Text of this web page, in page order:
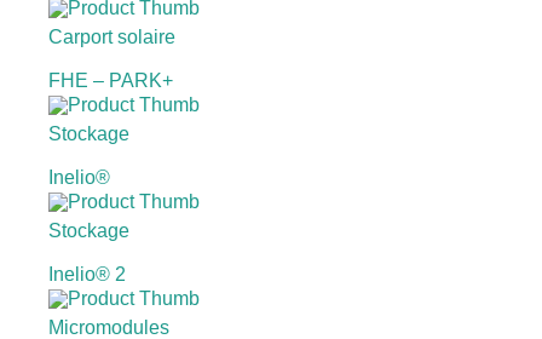
Carport solaire
FHE – PARK+
Stockage
Inelio®
Stockage
Inelio® 2
Micromodules